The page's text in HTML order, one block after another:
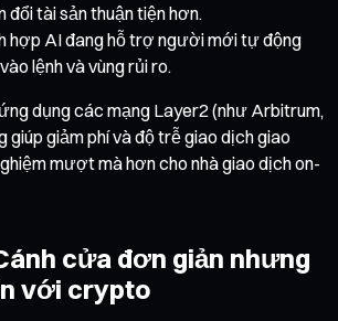
đổi tài sản thuận tiện hơn.
hợp AI đang hỗ trợ người mới tự động
lệnh và vùng rủi ro.
dụng các mạng Layer2 (như Arbitrum,
giúp giảm phí và độ trễ giao dịch giao
mượt mà hơn cho nhà giao dịch on-
cửa đơn giản nhưng
với crypto